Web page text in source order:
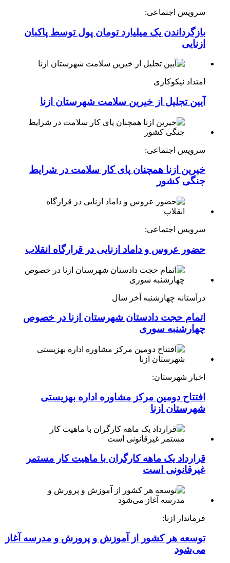
سرویس اجتماعی:
بازگرداندن یک میلیارد تومان پول توسط پاکبان
ازنایی
امتداد نیکوکاری
آیین تجلیل از خیرین سلامت شهرستان ازنا
سرویس اجتماعی:
خیرین ازنا همچنان پای کار سلامت در شرایط
جنگی کشور
سرویس اجتماعی:
حضور عروس و داماد ازنایی در قرارگاه انقلاب
درآستانه چهارشنبه آخر سال
اتمام حجت دادستان شهرستان ازنا در خصوص
چهارشنبه ‌سوری
اخبار شهرستان:
افتتاح دومین مرکز مشاوره اداره بهزیستی
شهرستان ازنا
قرارداد یک ماهه کارگران با ماهیت کار مستمر
غیرقانونی است
فرماندار ازنا:
توسعه هر کشور از آموزش و پرورش و مدرسه آغاز
می‌شود